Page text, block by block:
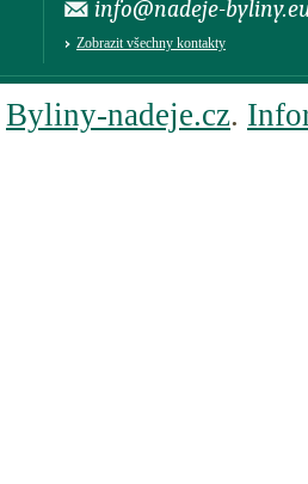
info@nadeje-
Zobrazit všechny kontakty
Byliny-nadeje.cz.